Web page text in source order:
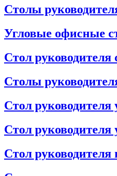
Столы
Угловые офисные
Стол
Столы
Стол руководителя
Стол руководителя
Стол руководителя